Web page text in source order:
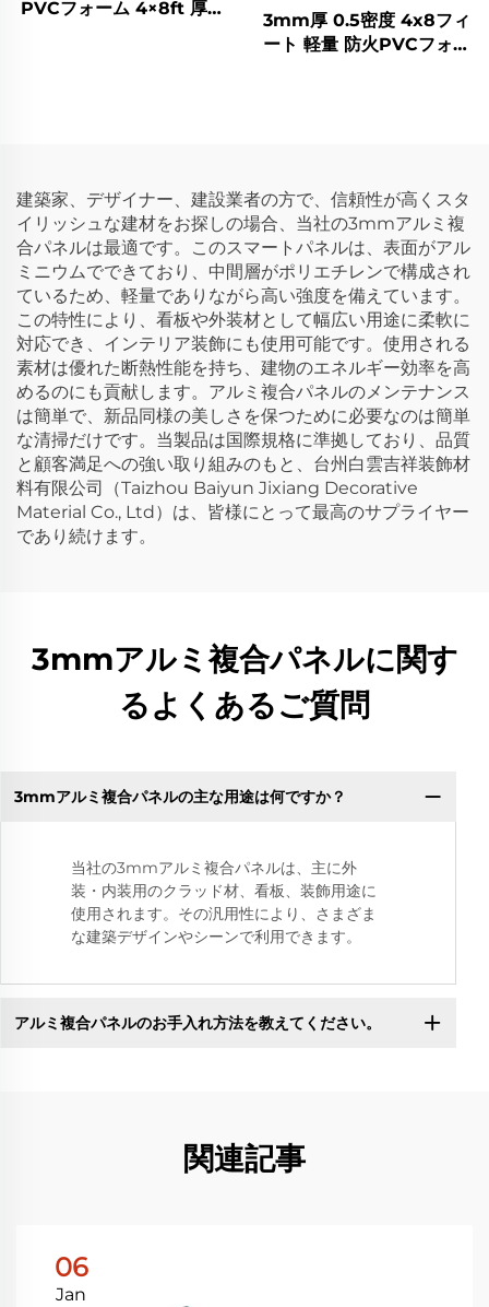
PVCフォーム 4×8ft 厚さ
3mm厚 0.5密度 4x8フィ
ート 軽量 防火PVCフォー
建築家、デザイナー、建設業者の方で、信頼性が高くスタ
イリッシュな建材をお探しの場合、当社の3mmアルミ複
合パネルは最適です。このスマートパネルは、表面がアル
ミニウムでできており、中間層がポリエチレンで構成され
ているため、軽量でありながら高い強度を備えています。
この特性により、看板や外装材として幅広い用途に柔軟に
対応でき、インテリア装飾にも使用可能です。使用される
素材は優れた断熱性能を持ち、建物のエネルギー効率を高
めるのにも貢献します。アルミ複合パネルのメンテナンス
は簡単で、新品同様の美しさを保つために必要なのは簡単
な清掃だけです。当製品は国際規格に準拠しており、品質
と顧客満足への強い取り組みのもと、台州白雲吉祥装飾材
料有限公司（Taizhou Baiyun Jixiang Decorative
Material Co., Ltd）は、皆様にとって最高のサプライヤー
であり続けます。
3mmアルミ複合パネルに関す
るよくあるご質問
3mmアルミ複合パネルの主な用途は何ですか？
当社の3mmアルミ複合パネルは、主に外
装・内装用のクラッド材、看板、装飾用途に
使用されます。その汎用性により、さまざま
な建築デザインやシーンで利用できます。
アルミ複合パネルのお手入れ方法を教えてください。
関連記事
06
Jan